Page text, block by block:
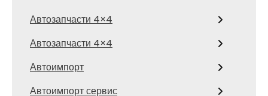
Автозапчасти 4×4
Автозапчасти 4×4
Автоимпорт
Автоимпорт сервис